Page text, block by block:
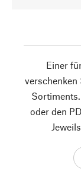
Einer
verschenken
oder den